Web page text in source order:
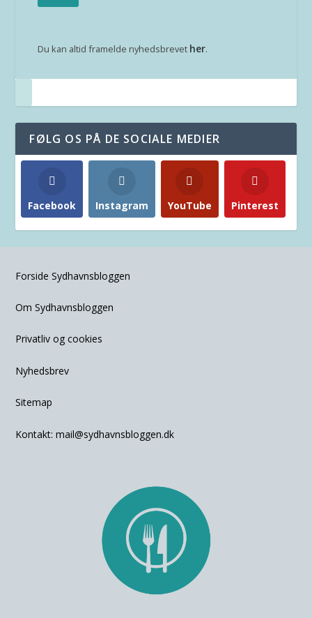
Du kan altid framelde nyhedsbrevet her.
FØLG OS PÅ DE SOCIALE MEDIER
Facebook Instagram YouTube Pinterest
Forside Sydhavnsbloggen
Om Sydhavnsbloggen
Privatliv og cookies
Nyhedsbrev
Sitemap
Kontakt:mail@sydhavnsbloggen.dk